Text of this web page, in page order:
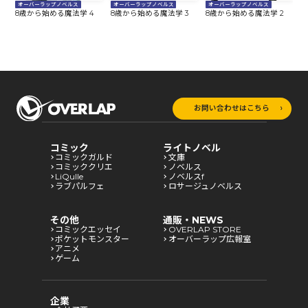
オーバーラップノベルス
8歳から始める魔法学 4
オーバーラップノベルス
8歳から始める魔法学 3
オーバーラップノベルス
8歳から始める魔法学 2
お問い合わせはこちら
コミック
コミックガルド
コミッククリエ
LiQulle
ラブパルフェ
ライトノベル
文庫
ノベルス
ノベルスf
ロサージュノベルス
その他
コミックエッセイ
ポケットモンスター
アニメ
ゲーム
通販・NEWS
OVERLAP STORE
オーバーラップ広報室
企業